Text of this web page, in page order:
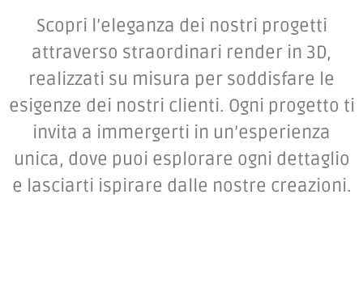
Scopri l’eleganza dei nostri progetti
attraverso straordinari render in 3D,
realizzati su misura per soddisfare le
esigenze dei nostri clienti. Ogni progetto ti
invita a immergerti in un’esperienza
unica, dove puoi esplorare ogni dettaglio
e lasciarti ispirare dalle nostre creazioni.